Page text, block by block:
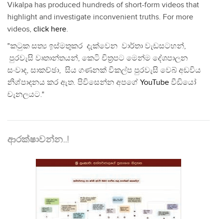
Vikalpa has produced hundreds of short-form videos that
highlight and investigate inconvenient truths. For more
videos, click here.
"කටුක සත්‍ය ඉස්මතුකර දැක්වෙන වාර්තා වැඩසටහන්,
පුරවැසි වෘතාන්තයන්, කෙටි චිත්‍රපට මෙන්ම දේශපාලන
සංවාද, සාකච්ඡා, සිය ගණනක් විකල්ප පුරවැසි වෙබ් අඩවිය
නිශ්පාදනය කර ඇත. පිවිසෙන්න අපගේ YouTube වීඩියෝ
චැනලයට."
ආරක්ෂාවන්න..!